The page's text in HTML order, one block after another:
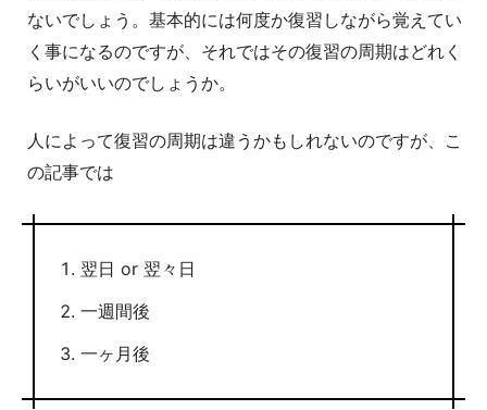
ないでしょう。基本的には何度か復習しながら覚えてい
く事になるのですが、それではその復習の周期はどれく
らいがいいのでしょうか。
人によって復習の周期は違うかもしれないのですが、こ
の記事では
翌日 or 翌々日
一週間後
一ヶ月後